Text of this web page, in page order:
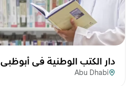
دار الكتب الوطنية في أبوظبي
Abu Dhabi